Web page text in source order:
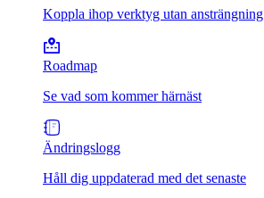
Koppla ihop verktyg utan ansträngning
Roadmap
Se vad som kommer härnäst
Ändringslogg
Håll dig uppdaterad med det senaste